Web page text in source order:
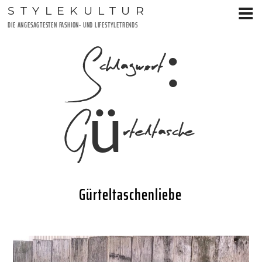
Zum
Inhalt
STYLEKULTUR
DIE ANGESAGTESTEN FASHION- UND LIFESTYLETRENDS
Schlagwort:
Gürteltasche
Gürteltaschenliebe